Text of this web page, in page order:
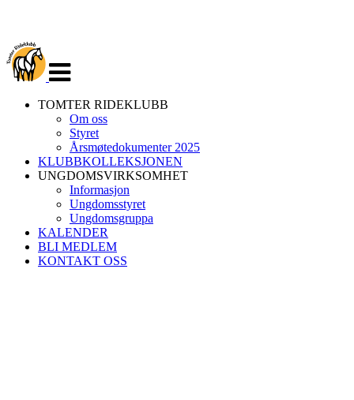
navigasjon
TOMTER RIDEKLUBB
Om oss
Styret
Årsmøtedokumenter 2025
KLUBBKOLLEKSJONEN
UNGDOMSVIRKSOMHET
Informasjon
Ungdomsstyret
Ungdomsgruppa
KALENDER
BLI MEDLEM
KONTAKT OSS